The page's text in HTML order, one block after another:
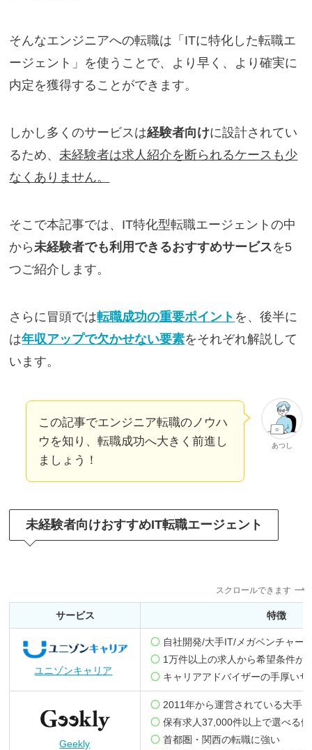
そんなエンジニアへの転職は「ITに特化した転職エ
ージェント」を使うことで、より早く、より確実に
内定を獲得することができます。
しかし多くのサービスは経験者向けに設計されてい
るため、未経験者は求人紹介を断られるケースも少
なくありません。
そこで本記事では、IT特化型転職エージェントの中
から 未経験者でも利用できるおすすめサービス を5
つご紹介します。
さらに冒頭では転職成功の重要ポイント を、後半に
は年収アップで欠かせない要素をそれぞれ解説して
います。
あつし
この記事でエンジニア転職のノウハ
ウを知り、転職成功へ大きく前進し
ましょう！
未経験者向けおすすめIT転職エージェント
スクロールできます
サービス 特徴
ユニゾンキャリア
自社開発/大手IT/メガベンチャー
1万件以上の求人から希望条件が
キャリアアドバイザーの手厚い
Geekly
2011年から運営されている大手
保有求人37,000件以上で選べる
首都圏・関西の転職に強い